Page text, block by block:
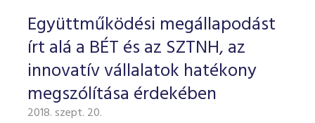
Együttműködési megállapodást
írt alá a BÉT és az SZTNH, az
innovatív vállalatok hatékony
megszólítása érdekében
2018. szept. 20.